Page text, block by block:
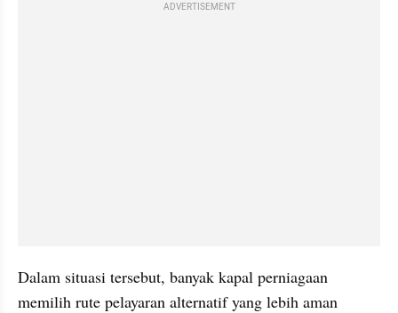
ADVERTISEMENT
Dalam situasi tersebut, banyak kapal perniagaan
memilih rute pelayaran alternatif yang lebih aman